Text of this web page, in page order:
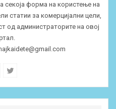
секоја форма на користење на
статии за комерцијални цели,
од администраторите на овој